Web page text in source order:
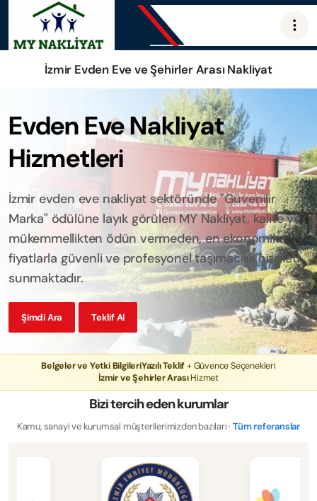
İzmir Evden Eve ve Şehirler Arası Nakliyat
Evden Eve Nakliyat
Hizmetleri
İzmir evden eve nakliyat sektöründe "Güvenilir
Marka" ödülüne layık görülen MY Nakliyat, kalite ve
mükemmellikten ödün vermeden, en ekonomik
fiyatlarla güvenli ve profesyonel taşımacılık hizmeti
sunmaktadır.
Şimdi Ara Teklif Al
Belgeler ve Yetki BilgileriYazılı Teklif+ Güvence Seçenekleri
İzmir ve Şehirler ArasıHizmet
Bizi tercih eden kurumlar
Kamu, sanayi ve kurumsal müşterilerimizden bazıları ·Tüm referanslar